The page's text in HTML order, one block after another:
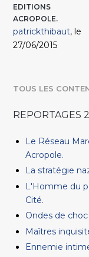
EDITIONS
ACROPOLE.
patrickthibaut, le
27/06/2015
TOUS LES
REPORTAGES
Le Réseau
Acropole.
La stratégie
L'Homme du
Cité.
Ondes de
Maîtres
Ennemie